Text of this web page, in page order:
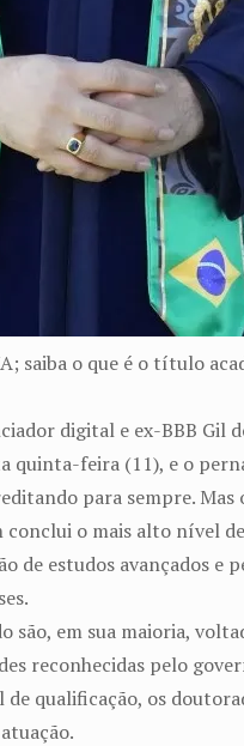
saiba o que é o título
digital e ex-BBB Gil
feira (11), e o
para sempre.
o mais alto nível
de estudos avançados e
são, em sua maioria,
reconhecidas pelo
qualificação, os